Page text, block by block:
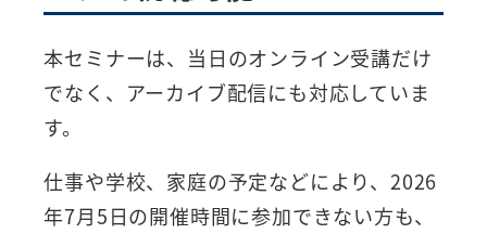
本セミナーは、当日のオンライン受講だけ
でなく、アーカイブ配信にも対応していま
す。
仕事や学校、家庭の予定などにより、2026
年7月5日の開催時間に参加できない方も、